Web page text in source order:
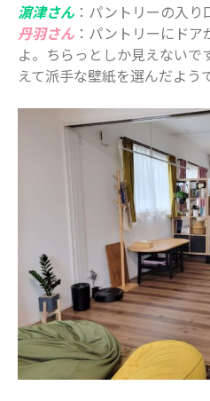
濵津さん：パントリーの入り
丹羽さん ：パントリーにド
よ。ちらっとしか見えない
えて派手な壁紙を選んだよう